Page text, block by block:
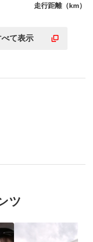
走行距離（km） :
べて表示
ツ